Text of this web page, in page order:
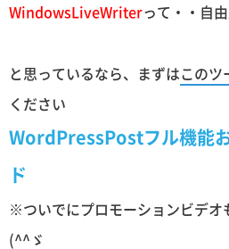
WindowsLiveWriterって・・自
と思っているなら、まずはこのツ
ください
WordPressPostフル機能
ド
※ついでにプロモーションビデオ
(^^ゞ